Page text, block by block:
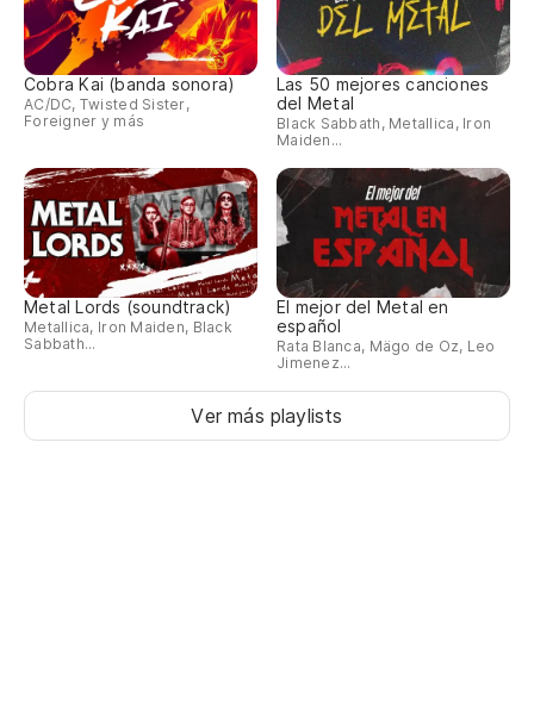
Cobra Kai (banda sonora)
AC/DC, Twisted Sister,
Foreigner y más
Las 50 mejores canciones
del Metal
Black Sabbath, Metallica, Iron
Maiden...
Metal Lords (soundtrack)
Metallica, Iron Maiden, Black
Sabbath...
El mejor del Metal en
español
Rata Blanca, Mägo de Oz, Leo
Jimenez...
Ver más playlists